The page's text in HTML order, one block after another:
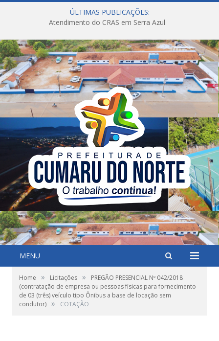
ÚLTIMAS PUBLICAÇÕES:
Atendimento do CRAS em Serra Azul
MENU
Home » Licitações »
PREGÃO PRESENCIAL Nº 042/2018
(contratação de empresa ou pessoas físicas para fornecimento
de 03 (três) veículo tipo Ônibus a base de locação sem
condutor) » COTAÇÃO